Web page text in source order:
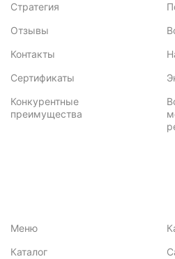
Стратегия
Отзывы
Контакты
Сертификаты
Конкурентные
преимущества
Меню
Каталог